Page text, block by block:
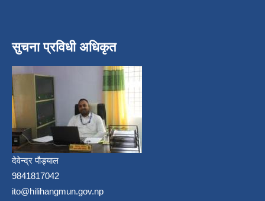
सुचना प्रविधी अधिकृत
देवेन्द्र पौड्याल
9841817042
ito@hilihangmun.gov.np